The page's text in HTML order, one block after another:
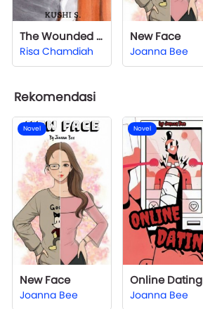
The Wounded Soul
Risa Chamdiah
New Face
Joanna Bee
Rekomendasi
Novel
New Face
Joanna Bee
Novel
Online Dating
Joanna Bee